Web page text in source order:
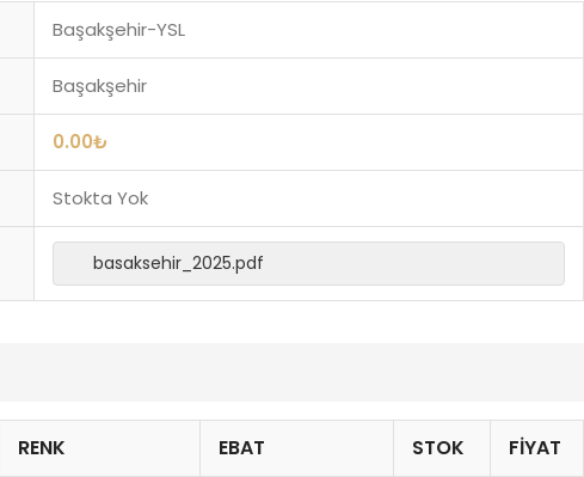
Başakşehir-YSL
Başakşehir
0.00₺
Stokta Yok
basaksehir_2025.pdf
RENK EBAT STOK FIYAT